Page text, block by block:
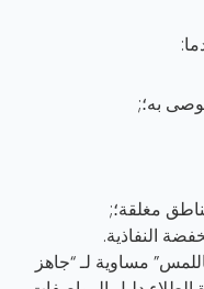
مغلقة؛;
النفاذية.
مساوية لـ “جاهز